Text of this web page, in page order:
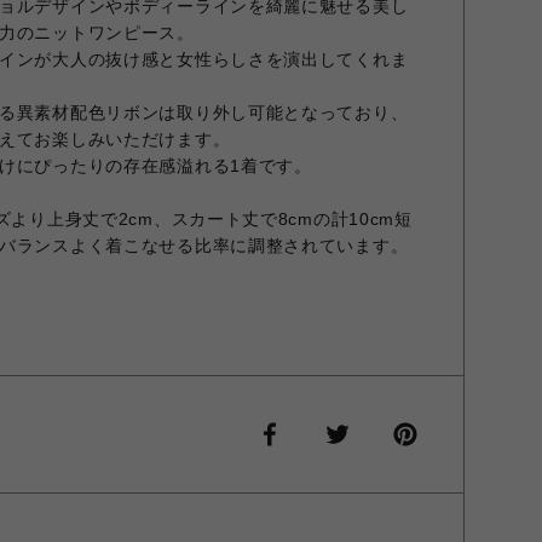
ルデザインやボディーラインを綺麗に魅せる美し
のニットワンピース。
ンが大人の抜け感と女性らしさを演出してくれま
異素材配色リボンは取り外し可能となっており、
てお楽しみいただけます。
にぴったりの存在感溢れる1着です。
より上身丈で2cm、スカート丈で8cmの計10cm短
ランスよく着こなせる比率に調整されています。